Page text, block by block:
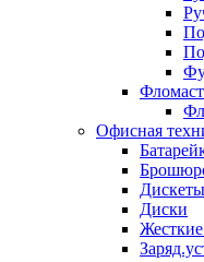
Офисная
Дискеты
Диски